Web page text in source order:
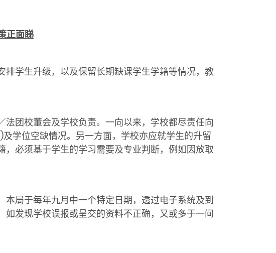
正面睇
学生升级，以及保留长期缺课学生学籍等情况，教
团校董会及学校负责。一向以来，学校都尽责任向
学位空缺情况。另一方面，学校亦应就学生的升留
必须基于学生的学习需要及专业判断，例如因放取
局于每年九月中一个特定日期，透过电子系统及到
发现学校误报或呈交的资料不正确，又或多于一间